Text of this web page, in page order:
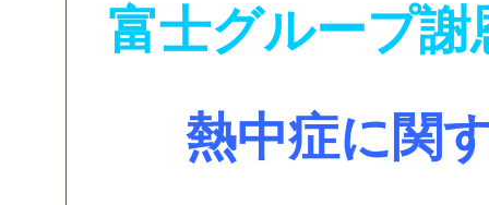
富士グループ
熱中症に関